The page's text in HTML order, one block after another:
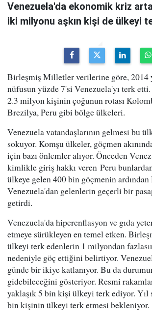
Venezuela'da ekonomik kriz
iki milyonu aşkın kişi de ülkeyi
Birleşmiş Milletler verilerine göre, 2014
nüfusun yüzde 7'si Venezuela'yı terk
2.3 milyon kişinin çoğunun rotası
Brezilya, Peru gibi bölge ülkeleri.
Venezuela vatandaşlarının gelmesi bu
sokuyor. Komşu ülkeler, göçmen
için bazı önlemler alıyor. Önceden
kimlikle giriş hakkı veren Peru
ülkeye gelen 400 bin göçmenin ardından
Venezuela'dan gelenlerin geçerli bir
getirdi.
Venezuela'da hiperenflasyon ve gıda
etmeye sürükleyen en temel etken.
ülkeyi terk edenlerin 1 milyondan
nedeniyle göç ettiğini belirtiyor.
günde bir ikiye katlanıyor. Bu da
gidebileceğini gösteriyor. Resmi
yaklaşık 5 bin kişi ülkeyi terk ediyor. Yıl
bin kişinin ülkeyi terk etmesi bekleniyor.